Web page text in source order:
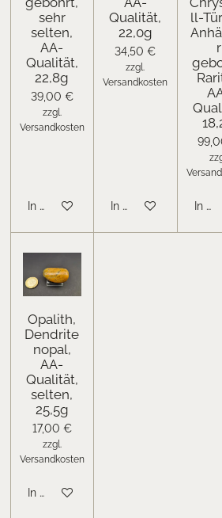
sehr
selten,
AA-
Qualität,
22,8g
39,00 €
zzgl.
Versandkosten
In den Warenkorb
Qualität,
22,0g
34,50 €
zzgl.
Versandkosten
In den Warenkorb
ll-
r
In
Opalith,
Dendrite
nopal,
AA-
Qualität,
selten,
25,5g
17,00 €
zzgl.
Versandkosten
In den Warenkorb